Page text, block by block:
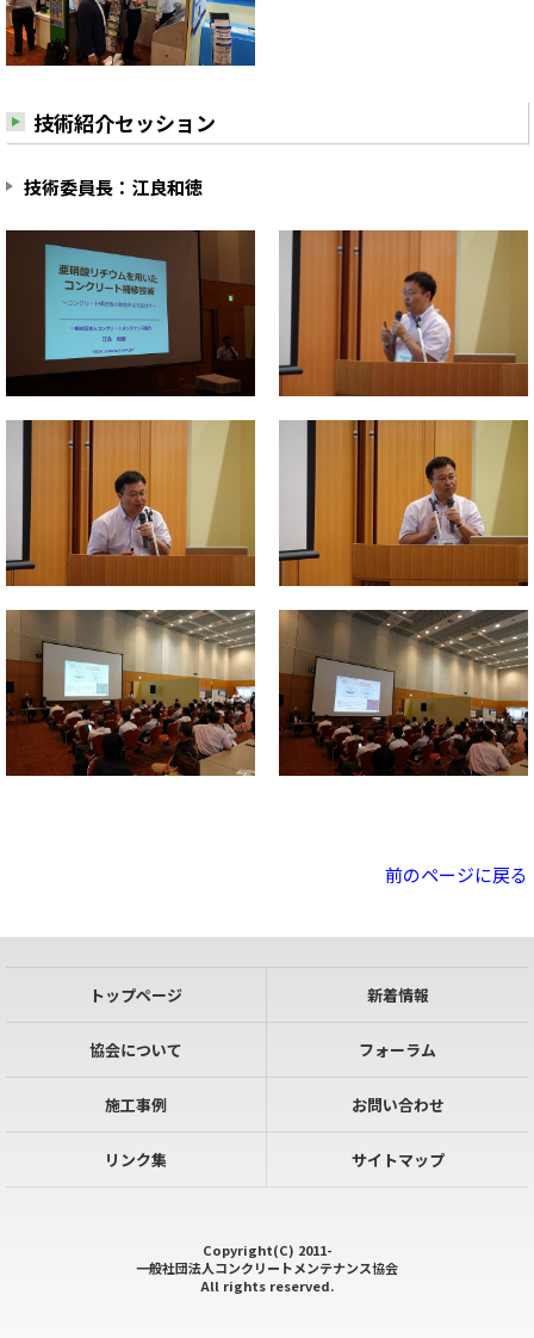
技術紹介セッション
技術委員長：江良和徳
前のページに戻る
トップページ 新着情報
協会について フォーラム
施工事例 お問い合わせ
リンク集 サイトマップ
Copyright(C) 2011-
一般社団法人コンクリートメンテナンス協会
All rights reserved.